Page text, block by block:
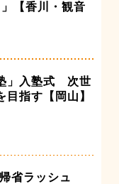
【香川・観音
」入塾式 次世
指す【岡山】
省ラッシュ